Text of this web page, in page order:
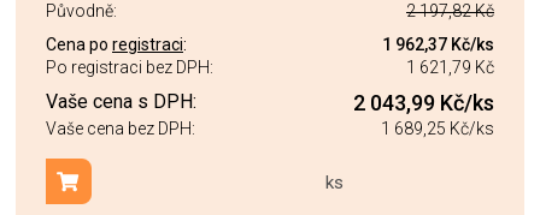
Původně:
2 197,82 Kč
Cena po registraci: 1 962,37 Kč/ks
Po registraci bez DPH:
1 621,79 Kč
Vaše cena s DPH: 2 043,99 Kč/ks
Vaše cena bez DPH: 1 689,25 Kč/ks
ks
Přidat do košíku